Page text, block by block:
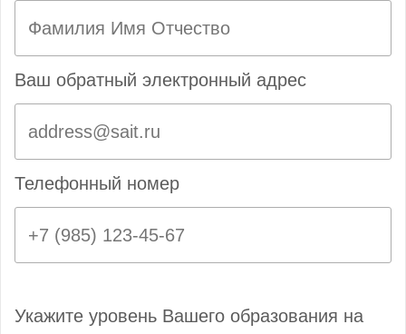
Ваш обратный электронный адрес
Телефонный номер
Укажите уровень Вашего образования на